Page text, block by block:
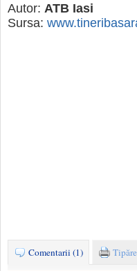
Autor: ATB Iasi
Sursa:
Comentarii (1)